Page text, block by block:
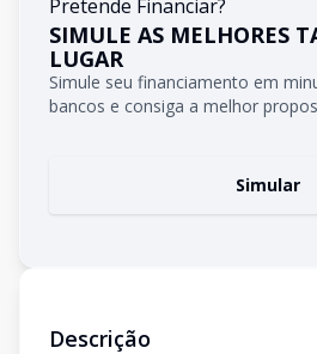
Pretende Financiar?
SIMULE AS MELHORES
LUGAR
Simule seu financiamento em
bancos e consiga a melhor
Simular
Descrição